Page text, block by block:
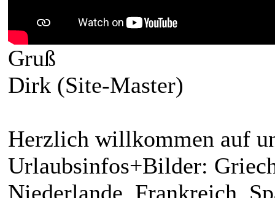
Gruß
Dirk (Site-Master)
Herzlich willkommen auf
Urlaubsinfos+Bilder:
Niederlande, Frankreich,